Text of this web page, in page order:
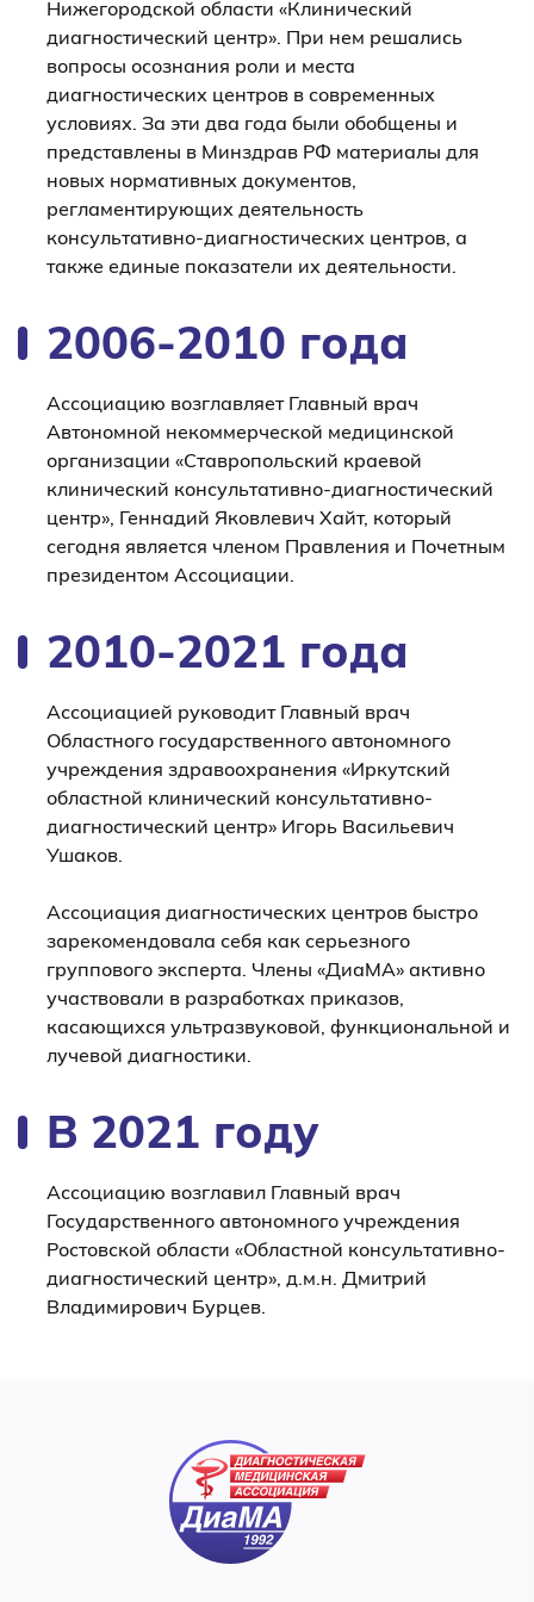
Нижегородской области «Клинический
диагностический центр». При нем решались
вопросы осознания роли и места
диагностических центров в современных
условиях. За эти два года были обобщены и
представлены в Минздрав РФ материалы для
новых нормативных документов,
регламентирующих деятельность
консультативно-диагностических центров, а
также единые показатели их деятельности.
2006-2010 года
Ассоциацию возглавляет Главный врач
Автономной некоммерческой медицинской
организации «Ставропольский краевой
клинический консультативно-диагностический
центр», Геннадий Яковлевич Хайт, который
сегодня является членом Правления и Почетным
президентом Ассоциации.
2010-2021 года
Ассоциацией руководит Главный врач
Областного государственного автономного
учреждения здравоохранения «Иркутский
областной клинический консультативно-
диагностический центр» Игорь Васильевич
Ушаков.
Ассоциация диагностических центров быстро
зарекомендовала себя как серьезного
группового эксперта. Члены «ДиаМА» активно
участвовали в разработках приказов,
касающихся ультразвуковой, функциональной и
лучевой диагностики.
В 2021 году
Ассоциацию возглавил Главный врач
Государственного автономного учреждения
Ростовской области «Областной консультативно-
диагностический центр», д.м.н. Дмитрий
Владимирович Бурцев.